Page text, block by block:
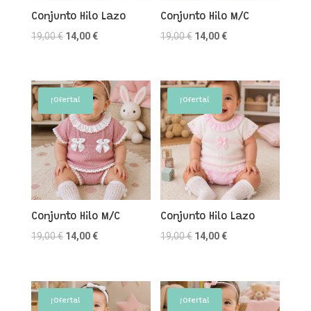
Conjunto Hilo Lazo
19,00€ El
era:
19,00 €.
14,00€El
es:
14,00 €.
Conjunto Hilo M/C
19,00€ El
era:
19,00 €.
14,00€El
es:
14,00 €.
¡Oferta!
Conjunto Hilo M/C
19,00€ El
era:
19,00 €.
14,00€El
es:
14,00 €.
¡Oferta!
Conjunto Hilo Lazo
19,00€ El
era:
19,00 €.
14,00€El
es:
14,00 €.
¡Oferta! ¡Oferta!